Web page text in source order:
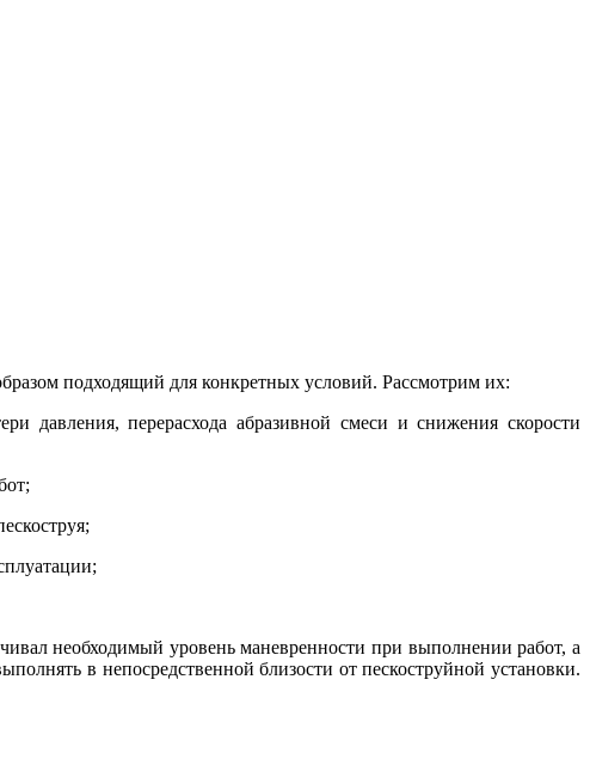
подходящий для конкретных условий. Рассмотрим их:
давления, перерасхода абразивной смеси и снижения скорости
необходимый уровень маневренности при выполнении работ, а
в непосредственной близости от пескоструйной установки.